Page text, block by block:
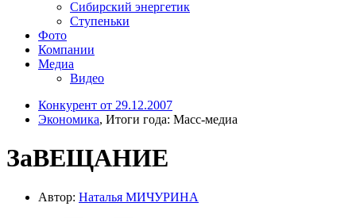
Сибирский энергетик
Ступеньки
Фото
Компании
Медиа
Видео
Конкурент от 29.12.2007
Экономика, Итоги года: Масс-медиа
ЗаВЕЩАНИЕ
Автор: Наталья МИЧУРИНА